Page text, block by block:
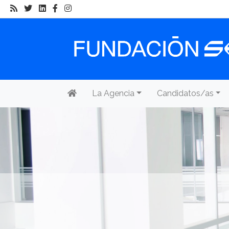
La Agencia Candidatos/as